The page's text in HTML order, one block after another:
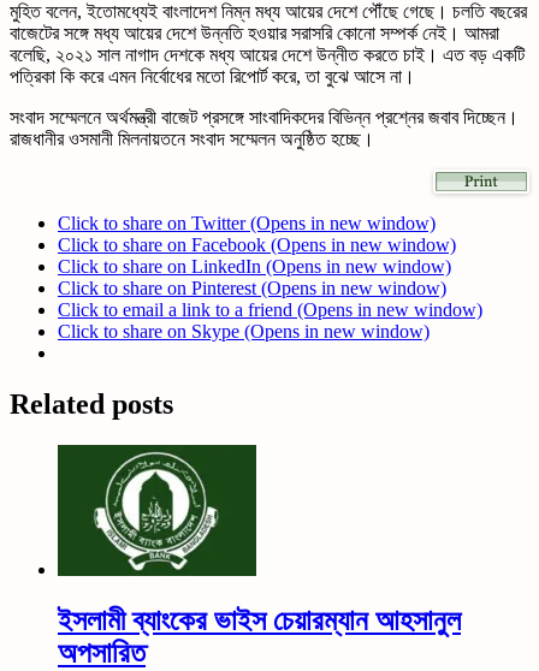
মুহিত বলেন, ইতোমধ্যেই বাংলাদেশ নিম্ন মধ্য আয়ের দেশে পৌঁছে গেছে। চলতি বছরের
বাজেটের সঙ্গে মধ্য আয়ের দেশে উন্নতি হওয়ার সরাসরি কোনো সম্পর্ক নেই। আমরা
বলেছি, ২০২১ সাল নাগাদ দেশকে মধ্য আয়ের দেশে উন্নীত করতে চাই। এত বড় একটি
পত্রিকা কি করে এমন নির্বোধের মতো রিপোর্ট করে, তা বুঝে আসে না।
সংবাদ সম্মেলনে অর্থমন্ত্রী বাজেট প্রসঙ্গে সাংবাদিকদের বিভিন্ন প্রশ্নের জবাব দিচ্ছেন।
রাজধানীর ওসমানী মিলনায়তনে সংবাদ সম্মেলন অনুষ্ঠিত হচ্ছে।
Click to share on Twitter (Opens in new window)
Click to share on Facebook (Opens in new window)
Click to share on LinkedIn (Opens in new window)
Click to share on Pinterest (Opens in new window)
Click to email a link to a friend (Opens in new window)
Click to share on Skype (Opens in new window)
Related posts
ইসলামী ব্যাংকের ভাইস চেয়ারম্যান আহসানুল
অপসারিত